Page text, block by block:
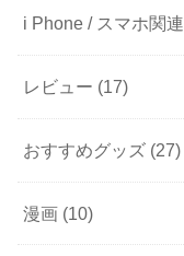
i Phone / スマホ関連
レビュー (17)
おすすめグッズ (27)
漫画 (10)